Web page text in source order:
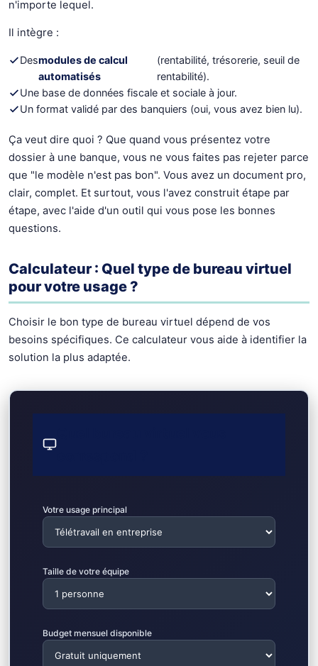
n'importe lequel.
Il intègre :
Desmodules de calcul
automatisés
(rentabilité, trésorerie, seuil de
rentabilité).
Une base de données fiscale et sociale à jour.
Un format validé par des banquiers (oui, vous avez bien lu).
Ça veut dire quoi ? Que quand vous présentez votre
dossier à une banque, vous ne vous faites pas rejeter parce
que "le modèle n'est pas bon". Vous avez un document pro,
clair, complet. Et surtout, vous l'avez construit étape par
étape, avec l'aide d'un outil qui vous pose les bonnes
questions.
Calculateur : Quel type de bureau virtuel
pour votre usage ?
Choisir le bon type de bureau virtuel dépend de vos
besoins spécifiques. Ce calculateur vous aide à identifier la
solution la plus adaptée.
Votre usage principal
Taille de votre équipe
Budget mensuel disponible